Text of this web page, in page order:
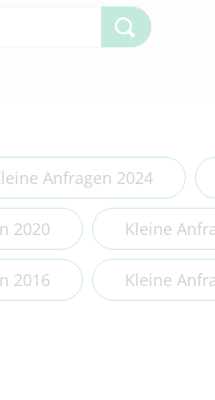
Anfragen 2024
2020 Kleine
2016 Kleine